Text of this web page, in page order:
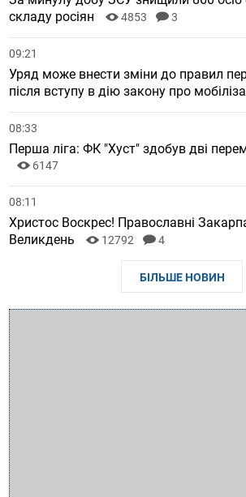
складу росіян
4853 3
09:21
Уряд може внести зміни до правил
після вступу в дію закону про
08:33
Перша ліга: ФК "Хуст" здобув дві
6147
08:11
Христос Воскрес! Православні
Великдень
12792 4
БІЛЬШЕ НОВИН